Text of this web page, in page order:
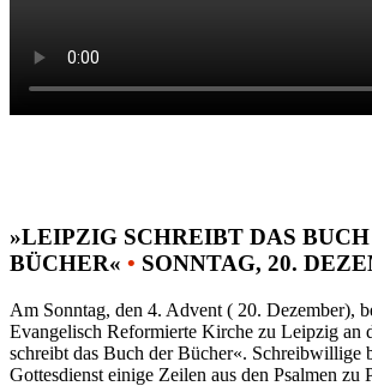
»LEIPZIG SCHREIBT DAS
BÜCHER« • SONNTAG, 20.
Am Sonntag, den 4. Advent ( 20. Dezember),
Evangelisch Reformierte Kirche zu Leipzig an
schreibt das Buch der Bücher«. Schreibwillige
Gottesdienst einige Zeilen aus den Psalmen zu